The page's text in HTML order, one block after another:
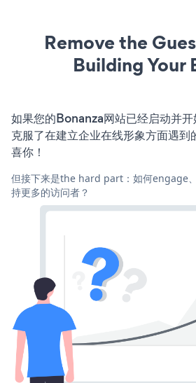
Remove the
Building Your
如果您的Bonanza网站已经启动并
克服了在建立企业在线形象方面遇到
喜你！
但接下来是the hard part：如何engage
持更多的访问者？